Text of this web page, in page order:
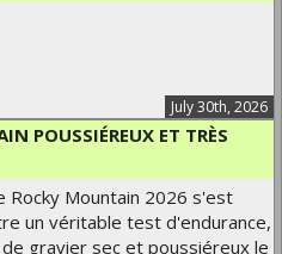
July 30th, 2026
POUSSIÉREUX ET TRÈS
Rocky Mountain 2026 s'est
un véritable test d'endurance,
gravier sec et poussiéreux le